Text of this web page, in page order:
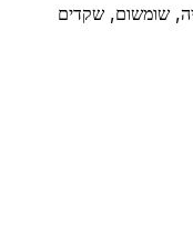
שומשום, שקדים